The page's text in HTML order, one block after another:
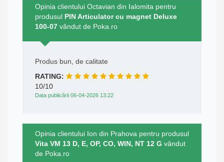
Opinia clientului Octavian din Ialomita pentru
produsul PIN Articulator cu magnet Deluxe
100-07 vândut de Poka.ro
Produs bun, de calitate
RATING:
10/10
Data publicării 06-04-2026 13:22
Opinia clientului Ion din Prahova pentru produsul
Vita VM 13 D, E, OP, CO, WIN, NT 12 G vândut
de Poka.ro